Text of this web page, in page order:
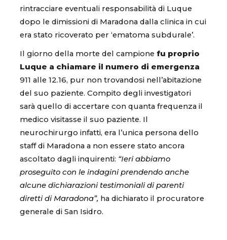
rintracciare eventuali responsabilità di Luque
dopo le dimissioni di Maradona dalla clinica in cui
era stato ricoverato per ‘ematoma subdurale’.
Il giorno della morte del campione fu proprio
Luque a chiamare il numero di emergenza
911 alle 12.16, pur non trovandosi nell’abitazione
del suo paziente. Compito degli investigatori
sarà quello di accertare con quanta frequenza il
medico visitasse il suo paziente. Il
neurochirurgo infatti, era l’unica persona dello
staff di Maradona a non essere stato ancora
ascoltato dagli inquirenti: “Ieri abbiamo
proseguito con le indagini prendendo anche
alcune dichiarazioni testimoniali di parenti
diretti di Maradona”, ha dichiarato il procuratore
generale di San Isidro.